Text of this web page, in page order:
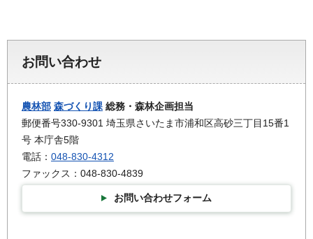
お問い合わせ
農林部 森づくり課 総務・森林企画担当
郵便番号330-9301 埼玉県さいたま市浦和区高砂三丁目15番1
号 本庁舎5階
電話： 048-830-4312
ファックス：048-830-4839
お問い合わせフォーム